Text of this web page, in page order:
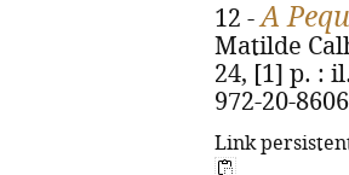
12 -A
Matilde
24, [1] p. :
972-20-
Link